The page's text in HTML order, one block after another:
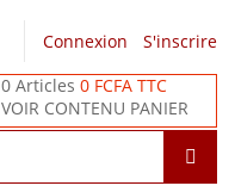
Connexion
S'inscrire
0 Articles0 FCFA TTC
VOIR CONTENU PANIER